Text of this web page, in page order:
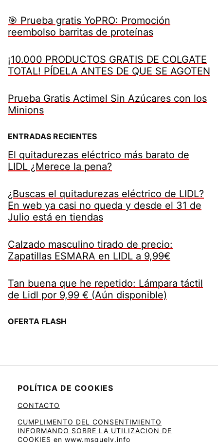
🎯 Prueba gratis YoPRO: Promoción
reembolso barritas de proteínas
¡10.000 PRODUCTOS GRATIS DE COLGATE
TOTAL! PÍDELA ANTES DE QUE SE AGOTEN
Prueba Gratis Actimel Sin Azúcares con los
Minions
ENTRADAS RECIENTES
El quitadurezas eléctrico más barato de
LIDL ¿Merece la pena?
¿Buscas el quitadurezas eléctrico de LIDL?
En web ya casi no queda y desde el 31 de
Julio está en tiendas
Calzado masculino tirado de precio:
Zapatillas ESMARA en LIDL a 9,99€
Tan buena que he repetido: Lámpara táctil
de Lidl por 9,99 € (Aún disponible)
OFERTA FLASH
POLÍTICA DE COOKIES
CONTACTO
CUMPLIMENTO DEL CONSENTIMIENTO
INFORMANDO SOBRE LA UTILIZACION DE
COOKIES en www.msguely.info